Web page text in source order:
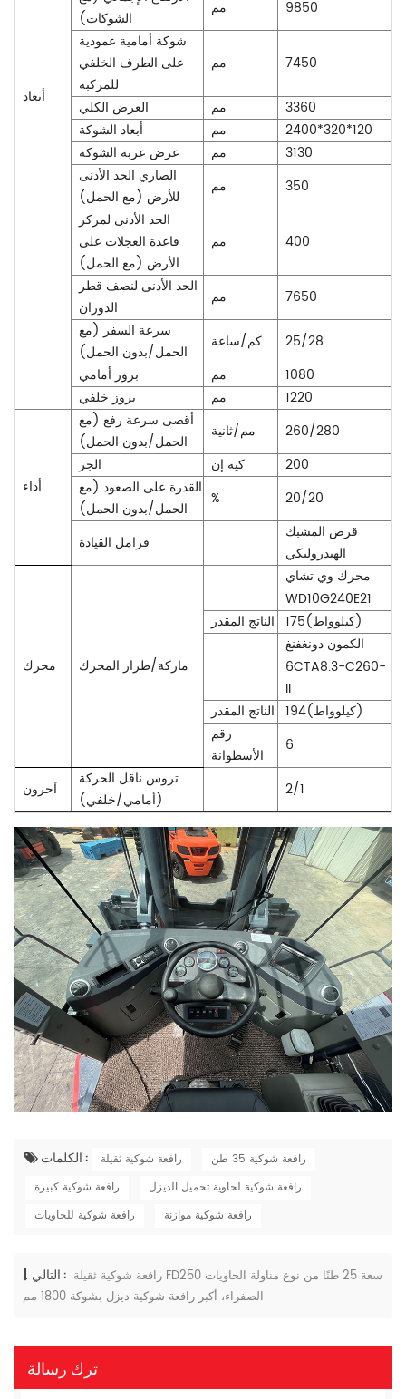
أبعاد
الشوكات)
مم
9850
شوكة أمامية عمودية
على الطرف الخلفي
للمركبة
مم 7450
العرض الكلي مم
3360
أبعاد الشوكة
مم
2400*320*120
عرض عربة الشوكة
مم
3130
الصاري الحد الأدنى
للأرض (مع الحمل)
مم
350
الحد الأدنى لمركز
قاعدة العجلات على
الأرض (مع الحمل)
مم 400
الحد الأدنى لنصف قطر
الدوران
مم
7650
سرعة السفر (مع
الحمل/بدون الحمل)
كم/ساعة
25/28
بروز أمامي
مم
1080
بروز خلفي
مم 1220
أداء
أقصى سرعة رفع (مع
الحمل/بدون الحمل)
مم/ثانية
260/280
الجر
كيه إن
200
القدرة على الصعود (مع
الحمل/بدون الحمل)
% 20/20
فرامل القيادة
قرص المشبك
الهيدروليكي
محرك ماركة/طراز المحرك
محرك وي تشاي
WD10G240E21
الناتج المقدر
175(كيلوواط)
الكمون دونغفنغ
6CTA8.3-C260-
II
الناتج المقدر
194(كيلوواط)
رقم
الأسطوانة
6
آحرون
تروس ناقل الحركة
(أمامي/خلفي)
2/1
الكلمات : رافعة شوكية ثقيلة
رافعة شوكية 35 طن
رافعة شوكية كبيرة
رافعة شوكية لحاوية تحميل الديزل
رافعة شوكية للحاويات
رافعة شوكية موازنة
التالي : رافعة شوكية ثقيلة FD250 سعة 25 طنًا من نوع مناولة الحاويات
الصفراء، أكبر رافعة شوكية ديزل بشوكة 1800 مم
ترك رسالة